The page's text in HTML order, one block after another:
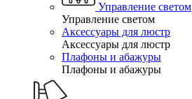
Управление светом
Управление светом
Аксессуары для люстр
Аксессуары для люстр
Плафоны и абажуры
Плафоны и абажуры